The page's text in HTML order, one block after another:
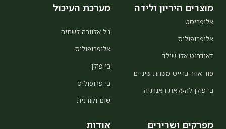
מוצרים היריון ולידה
אלופריסט
אלופרופוליס
דאודרנט אלו שילד
פור אוור ברייט משחת שיניים
בי פולן להעלאת האנרגיה
מערכת העיכול
ג'ל אלוורה לשתיה
אלופרופוליס
בי פולן
בי פרופוליס
שום וקורנית
מפרקים ושרירים אודות